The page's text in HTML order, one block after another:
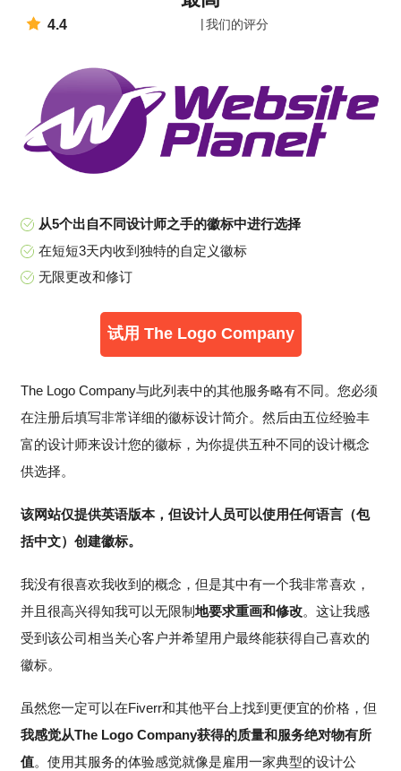
4.4 我们的评分
从5个出自不同设计师之手的徽标中进行选择
在短短3天内收到独特的自定义徽标
无限更改和修订
试用 The Logo Company
The Logo Company与此列表中的其他服务略有不同。您必须
在注册后填写非常详细的徽标设计简介。然后由五位经验丰
富的设计师来设计您的徽标，为你提供五种不同的设计概念
供选择。
该网站仅提供英语版本，但设计人员可以使用任何语言（包
括中文）创建徽标。
我没有很喜欢我收到的概念，但是其中有一个我非常喜欢，
并且很高兴得知我可以无限制地要求重画和修改。这让我感
受到该公司相当关心客户并希望用户最终能获得自己喜欢的
徽标。
虽然您一定可以在Fiverr和其他平台上找到更便宜的价格，但
我感觉从The Logo Company获得的质量和服务绝对物有所
值。使用其服务的体验感觉就像是雇用一家典型的设计公